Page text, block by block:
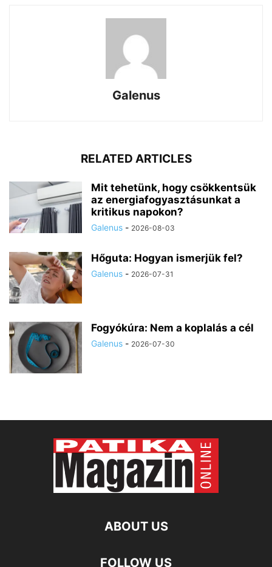
Galenus
RELATED ARTICLES
Mit tehetünk, hogy csökkentsük
az energiafogyasztásunkat a
kritikus napokon?
Galenus - 2026-08-03
Hőguta: Hogyan ismerjük fel?
Galenus - 2026-07-31
Fogyókúra: Nem a koplalás a cél
Galenus - 2026-07-30
ABOUT US
FOLLOW US